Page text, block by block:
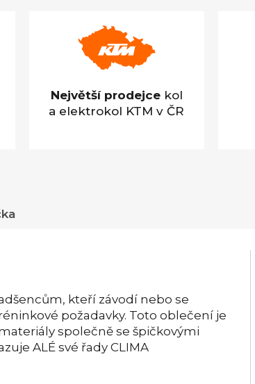
Největší prodejcekol
a elektrokol KTM v ČR
kteří závodí nebo se
požadavky. Toto oblečení je
společně se špičkovými
ALÉ své řady CLIMA